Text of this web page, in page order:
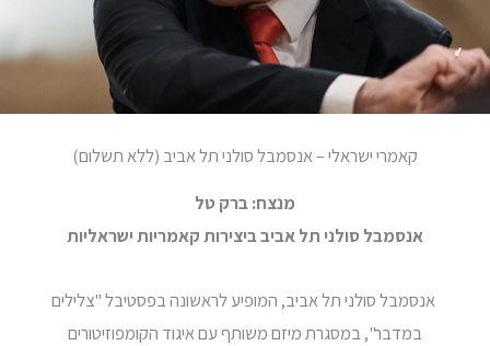
קאמרי ישראלי – אנסמבל סולני תל אביב (ללא תשלום)
מנצח: ברק טל
אנסמבל סולני תל אביב ביצירות קאמריות ישראליות
אנסמבל סולני תל אביב, המופיע לראשונה בפסטיבל "צלילים
במדבר", במסגרת מיזם משותף עם איגוד הקומפוזיטורים